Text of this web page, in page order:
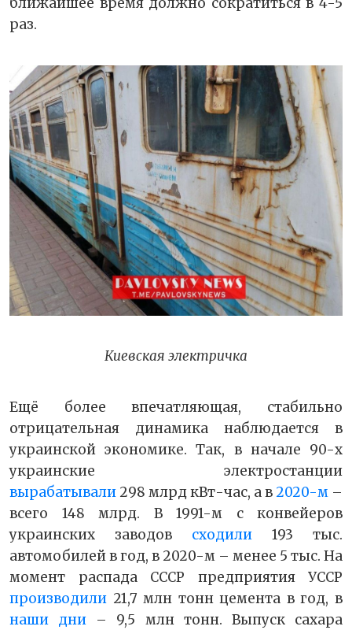
раз.
Киевская электричка
Ещё более впечатляющая, стабильно
отрицательная динамика наблюдается в
украинской экономике. Так, в начале 90-х
украинские электростанции
вырабатывали 298 млрд кВт-час, а в 2020-м –
всего 148 млрд. В 1991-м с конвейеров
украинских заводов сходили 193 тыс.
автомобилей в год, в 2020-м – менее 5 тыс. На
момент распада СССР предприятия УССР
производили 21,7 млн тонн цемента в год, в
наши дни – 9,5 млн тонн. Выпуск сахара